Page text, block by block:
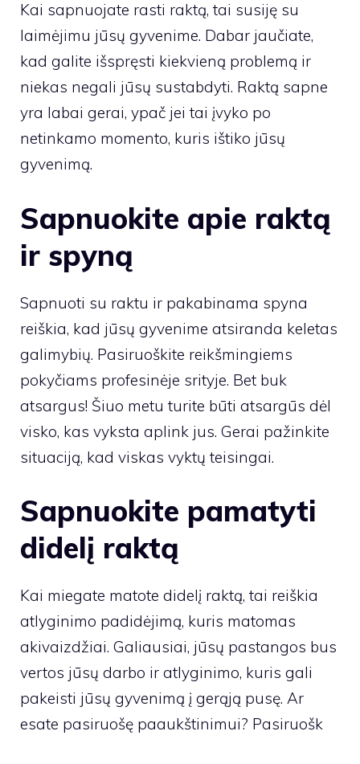
Kai sapnuojate rasti raktą, tai susiję su
laimėjimu jūsų gyvenime. Dabar jaučiate,
kad galite išspręsti kiekvieną problemą ir
niekas negali jūsų sustabdyti. Raktą sapne
yra labai gerai, ypač jei tai įvyko po
netinkamo momento, kuris ištiko jūsų
gyvenimą.
Sapnuokite apie raktą
ir spyną
Sapnuoti su raktu ir pakabinama spyna
reiškia, kad jūsų gyvenime atsiranda keletas
galimybių. Pasiruoškite reikšmingiems
pokyčiams profesinėje srityje. Bet buk
atsargus! Šiuo metu turite būti atsargūs dėl
visko, kas vyksta aplink jus. Gerai pažinkite
situaciją, kad viskas vyktų teisingai.
Sapnuokite pamatyti
didelį raktą
Kai miegate matote didelį raktą, tai reiškia
atlyginimo padidėjimą, kuris matomas
akivaizdžiai. Galiausiai, jūsų pastangos bus
vertos jūsų darbo ir atlyginimo, kuris gali
pakeisti jūsų gyvenimą į gerąją pusę. Ar
esate pasiruošę paaukštinimui? Pasiruošk